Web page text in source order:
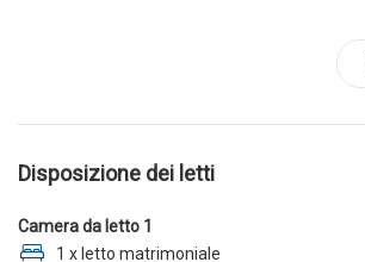
Disposizione dei letti
Camera da letto 1
1 x letto matrimoniale